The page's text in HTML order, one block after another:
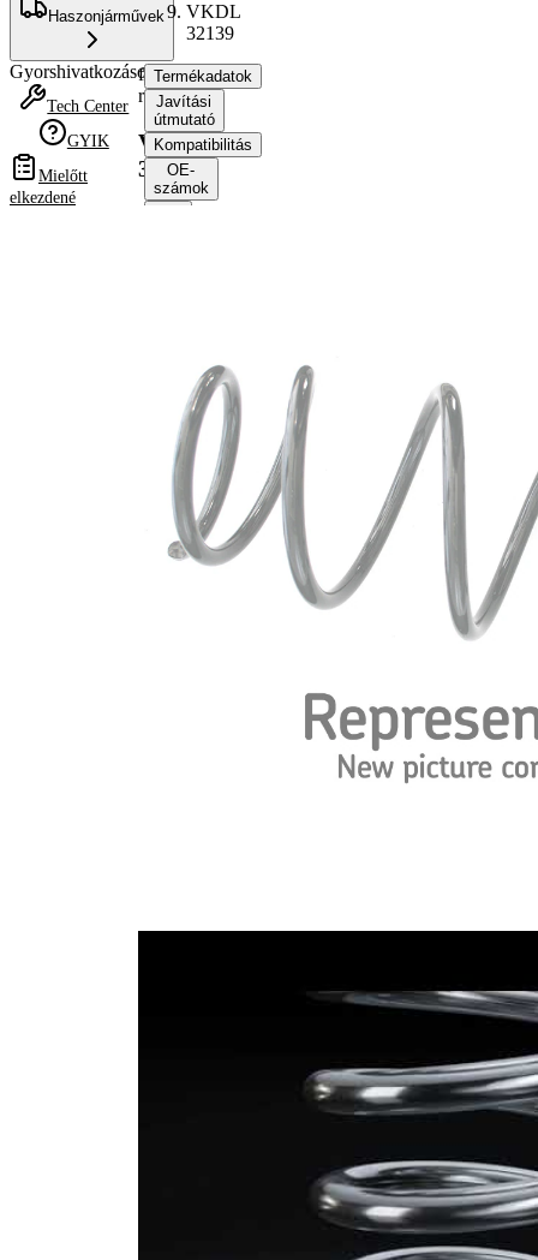
Haszonjárművek
Gyorshivatkozások
Tech Center
GYIK
Mielőtt
elkezdené
VKDL
32139
futómű
rugó
VKDL
32139
Termékadatok
Javítási
útmutató
Kompatibilitás
OE-
számok
Tömeg
3,00 kg
Rugóforma
Állandó
rugóátmérőjű
csavarrugó
Külső
175 mm
huzalátmérő
14,00 mm